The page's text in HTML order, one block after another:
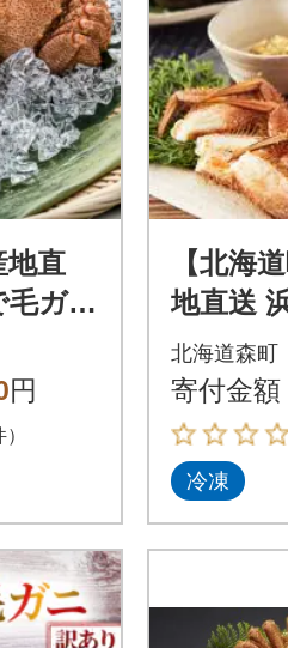
地直
ガニ
370g
円
【北海
地直送
(約600g
後)×1杯
北海道森町
寄付金額
冷凍